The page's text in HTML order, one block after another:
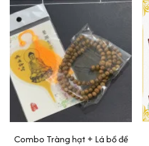
Combo Tràng hạt + Lá bồ đề